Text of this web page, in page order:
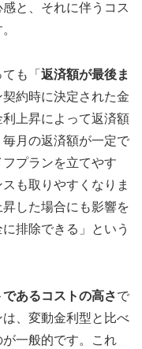
と、それに伴うコス
も「 返済額が最後ま
契約時に決定された金
上昇によって返済額
月の返済額が一定で
プランを立てやす
も取りやすくなりま
した場合にも影響を
排除できる」という
あるコストの高さで
、変動金利型と比べ
が一般的です。これ